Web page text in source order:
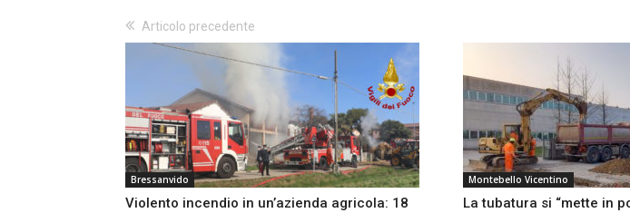
Articolo precedente
Bressanvido
Violento incendio in un’azienda agricola: 18
Montebello Vicentino
La tubatura si “mette in